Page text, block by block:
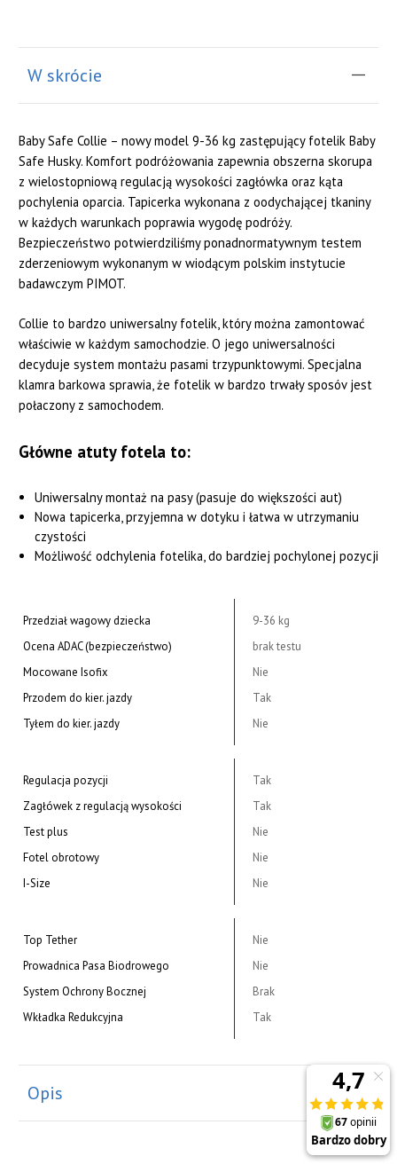
W skrócie
Baby Safe Collie – nowy model 9-36 kg zastępujący fotelik Baby
Safe Husky. Komfort podróżowania zapewnia obszerna skorupa
z wielostopniową regulacją wysokości zagłówka oraz kąta
pochylenia oparcia. Tapicerka wykonana z oodychającej tkaniny
w każdych warunkach poprawia wygodę podróży.
Bezpieczeństwo potwierdziliśmy ponadnormatywnym testem
zderzeniowym wykonanym w wiodącym polskim instytucie
badawczym PIMOT.
Collie to bardzo uniwersalny fotelik, który można zamontować
właściwie w każdym samochodzie. O jego uniwersalności
decyduje system montażu pasami trzypunktowymi. Specjalna
klamra barkowa sprawia, że fotelik w bardzo trwały sposóv jest
połaczony z samochodem.
Główne atuty fotela to:
Uniwersalny montaż na pasy (pasuje do większości aut)
Nowa tapicerka, przyjemna w dotyku i łatwa w utrzymaniu
czystości
Możliwość odchylenia fotelika, do bardziej pochylonej pozycji
Przedział wagowy dziecka
9-36 kg
Ocena ADAC (bezpieczeństwo)
brak testu
Mocowane Isofix
Nie
Przodem do kier. jazdy
Tak
Tyłem do kier. jazdy
Nie
Regulacja pozycji
Tak
Zagłówek z regulacją wysokości
Tak
Test plus
Nie
Fotel obrotowy
Nie
I-Size
Nie
Top Tether
Nie
Prowadnica Pasa Biodrowego
Nie
System Ochrony Bocznej
Brak
Wkładka Redukcyjna
Tak
Opis